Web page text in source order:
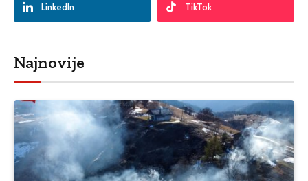
LinkedIn TikTok
Najnovije